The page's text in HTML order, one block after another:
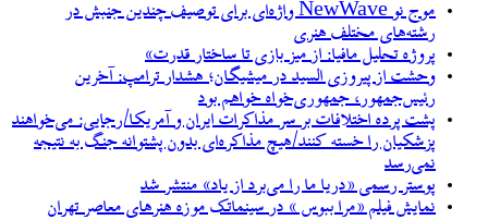
موج نو NewWave واژه‌ای برای توصیف چندین جنبش در
رشته‌های مختلف هنری
پروژه تحلیل مافیا: از میز بازی تا ساختار قدرت»
وحشت از پیروزی السید در میشیگان؛ هشدار ترامپ: آخرین
رئیس‌جمهور، جمهوری‌خواه خواهم بود
پشت پرده اختلافات بر سر مذاکرات ایران و آمریکا/رجایی: می‌خواهند
پزشکیان را خسته کنند/هیچ مذاکره‌ای بدون پشتوانه جنگ به نتیجه
نمی‌رسد
پوستر رسمی «دریا ما را می‌برد از یاد» منتشر شد
نمایش فیلم «مرا ببوس » در سینماتک موزه هنرهای معاصر تهران